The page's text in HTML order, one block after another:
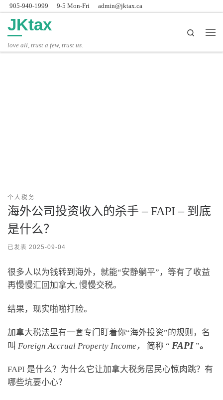
Skip to content
905-940-1999 9-5 Mon-Fri admin@jktax.ca
JKtax
love all, trust a few, trust us.
Search
个人税务
海外公司投资收入的杀手 – FAPI – 到底
是什么？
已发表 2025-09-04
很多人以为钱转到海外，就能“安静躺平”，等有了收益
再慢慢汇回加拿大, 慢慢交税。
结果，现实啪啪打脸。
加拿大税法里有一套专门盯着你“海外投资”的规则，名
叫 Foreign Accrual Property Income， 简称 “ FAPI ”。
FAPI 是什么？为什么它让加拿大税务居民心惊肉跳？有
哪些坑要小心？